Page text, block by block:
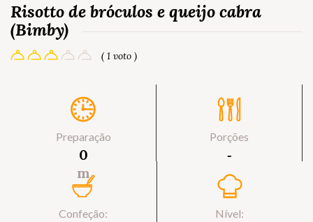
Risotto de bróculos e queijo cabra
(Bimby)
( 1 voto )
Preparação
0
m
Porções
‐
Confeção: Nível: